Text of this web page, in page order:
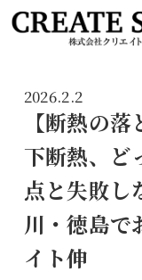
2026.2.2
【断熱の
下断熱、ど
点と失敗し
川・徳島で
イト伸